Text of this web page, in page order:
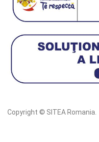
Copyright © SITEA Romania.